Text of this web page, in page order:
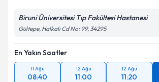
Biruni Üniversitesi Tıp Fakültesi Hastanesi
Gültepe, Halkalı Cd No: 99, 34295
En Yakın Saatler
11 Ağu
08:40
12 Ağu
11:00
12 Ağu
11:20